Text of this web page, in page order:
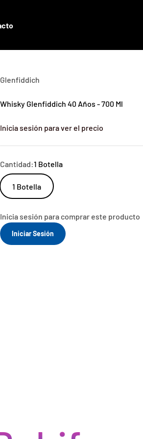
Glenfiddich
Whisky Glenfiddich 40 Años - 700 Ml
Inicia sesión para ver el precio
Cantidad:1 Botella
1 Botella
Inicia sesión para comprar este producto
Iniciar Sesión